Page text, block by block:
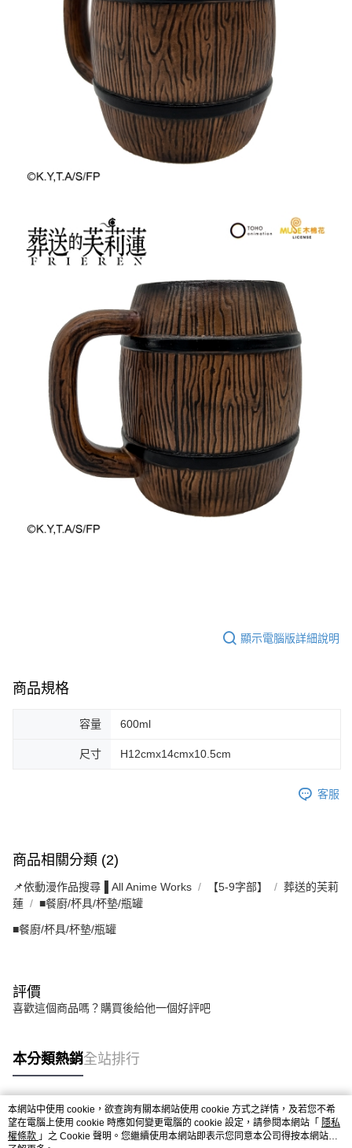
顯示電腦版詳細說明
商品規格
容量 600ml
尺寸 H12cmx14cmx10.5cm
客服
商品相關分類 (2)
📌依動漫作品搜尋▐ All Anime Works 【5-9字部】
葬送的芙莉
蓮
■餐廚/杯具/杯墊/瓶罐
■餐廚/杯具/杯墊/瓶罐
評價
喜歡這個商品嗎？購買後給他一個好評吧
本分類熱銷全站排行
熱門標籤
本網站中使用 cookie，欲查詢有關本網站使用 cookie 方式之詳情，及若您不希
望在電腦上使用 cookie 時應如何變更電腦的 cookie 設定，請參閱本網站「 隱私
權條款 」之 Cookie 聲明。您繼續使用本網站即表示您同意本公司得按本網站使